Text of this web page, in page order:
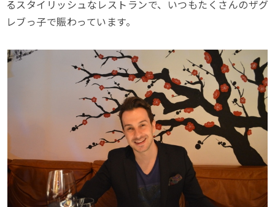
るスタイリッシュなレストランで、いつもたくさんのザグ
レブっ子で賑わっています。